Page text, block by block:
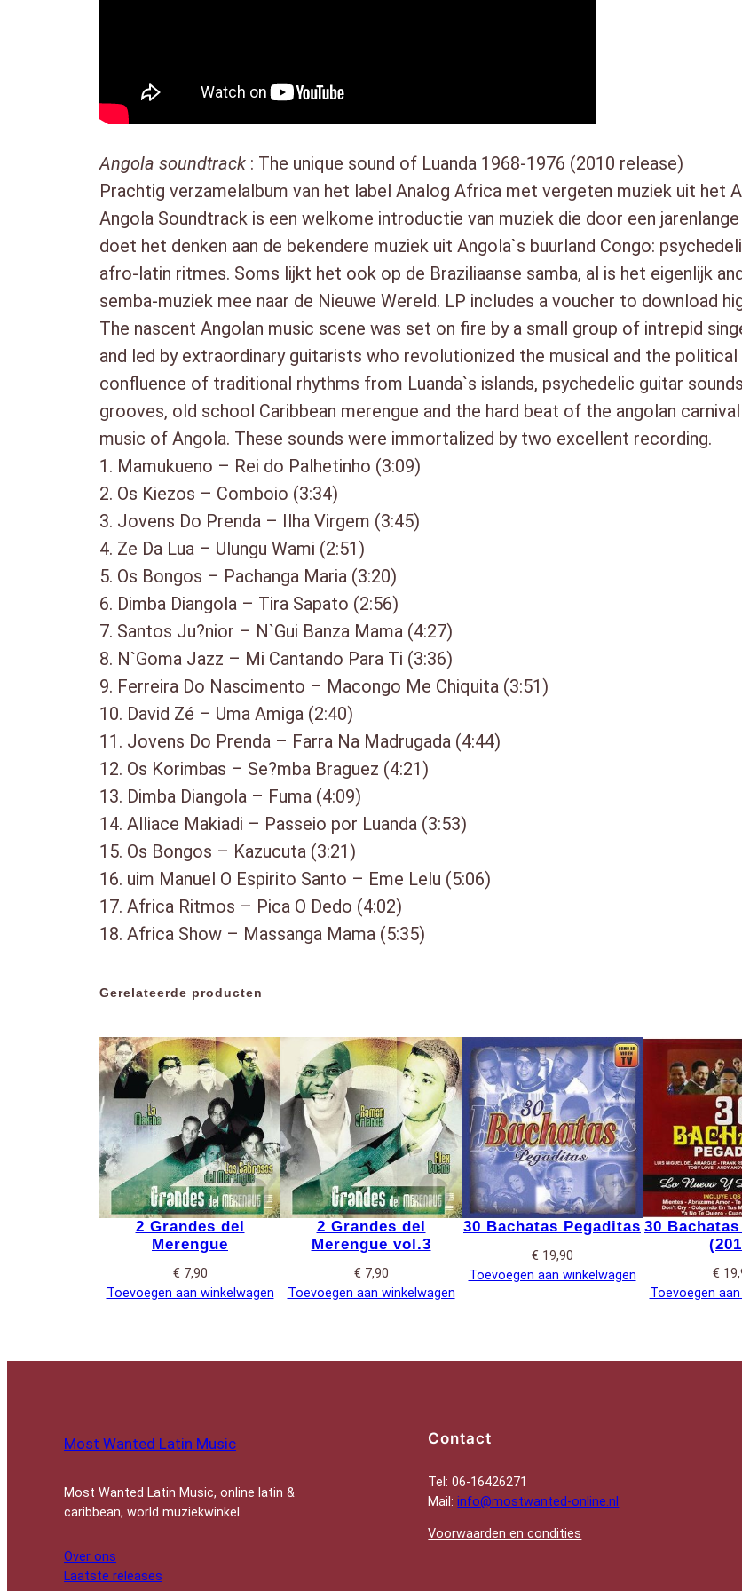
17. Africa Ritmos – Pica
18. Africa Show –
Angola soundtrack : The unique sound of Luanda 1968-1976 (2010 release)
Prachtig verzamelalbum van het label Analog Africa met vergeten muziek uit het
Angola Soundtrack is een welkome introductie van muziek die door een
doet het denken aan de bekendere muziek uit Angola`s buurland Congo:
afro-latin ritmes. Soms lijkt het ook op de Braziliaanse samba, al is het eigenlijk
semba-muziek mee naar de Nieuwe Wereld. LP includes a voucher to download
The nascent Angolan music scene was set on fire by a small group of intrepid
and led by extraordinary guitarists who revolutionized the musical and the
confluence of traditional rhythms from Luanda`s islands, psychedelic guitar
grooves, old school Caribbean merengue and the hard beat of the angolan
music of Angola. These sounds were immortalized by two excellent recording.
1. Mamukueno – Rei do Palhetinho (3:09)
2. Os Kiezos – Comboio (3:34)
3. Jovens Do Prenda – Ilha Virgem (3:45)
4. Ze Da Lua – Ulungu Wami (2:51)
5. Os Bongos – Pachanga Maria (3:20)
6. Dimba Diangola – Tira Sapato (2:56)
7. Santos Ju?nior – N`Gui Banza Mama (4:27)
8. N`Goma Jazz – Mi Cantando Para Ti (3:36)
9. Ferreira Do Nascimento – Macongo Me Chiquita (3:51)
10. David Zé – Uma Amiga (2:40)
11. Jovens Do Prenda – Farra Na Madrugada (4:44)
12. Os Korimbas – Se?mba Braguez (4:21)
13. Dimba Diangola – Fuma (4:09)
14. Alliace Makiadi – Passeio por Luanda (3:53)
15. Os Bongos – Kazucuta (3:21)
16. uim Manuel O Espirito Santo – Eme Lelu (5:06)
17. Africa Ritmos – Pica O Dedo (4:02)
18. Africa Show – Massanga Mama (5:35)
Gerelateerde producten
2 Grandes del
Merengue
€ 7,90
Toevoegen aan winkelwagen
2 Grandes del
Merengue vol.3
€ 7,90
Toevoegen aan winkelwagen
30 Bachatas Pegaditas
€ 19,90
Toevoegen aan winkelwagen
30
€
Toevoegen
Most Wanted Latin Music
Most Wanted Latin Music, online latin &
caribbean, world muziekwinkel
Over ons
Laatste releases
Contact
Tel: 06-16426271
Mail:info@mostwanted-online.nl
Voorwaarden en condities